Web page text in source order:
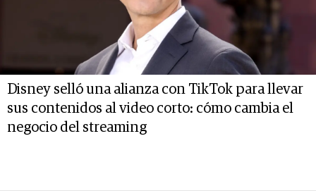
Disney selló una alianza con TikTok para llevar
sus contenidos al video corto: cómo cambia el
negocio del streaming